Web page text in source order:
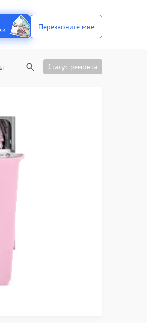
Перезвоните мне
Статус ремонта